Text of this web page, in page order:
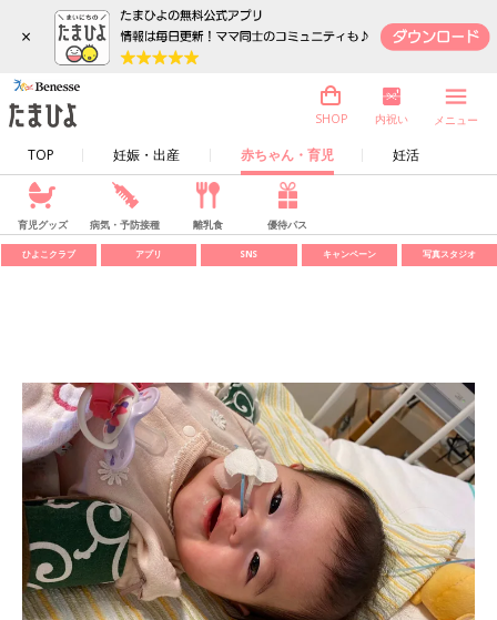
×
TOP 妊娠・出産 赤ちゃん・育児 妊活
SHOP 内祝い メニュー
育児グッズ 病気・予防接種 離乳食 優待パス
ひよこクラブ アプリ SNS キャンペーン 写真スタジオ